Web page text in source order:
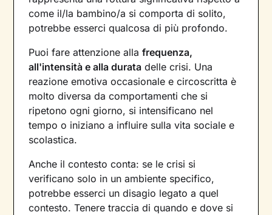
come il/la bambino/a si comporta di solito,
potrebbe esserci qualcosa di più profondo.
Puoi fare attenzione allafrequenza,
all'intensità e alla durata delle crisi. Una
reazione emotiva occasionale e circoscritta è
molto diversa da comportamenti che si
ripetono ogni giorno, si intensificano nel
tempo o iniziano a influire sulla vita sociale e
scolastica.
Anche il contesto conta: se le crisi si
verificano solo in un ambiente specifico,
potrebbe esserci un disagio legato a quel
contesto. Tenere traccia di quando e dove si